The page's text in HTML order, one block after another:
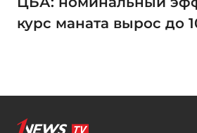
курс маната вырос до